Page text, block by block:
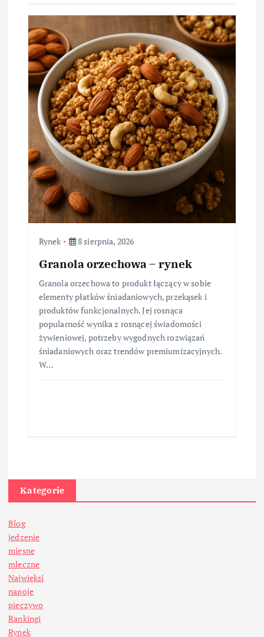
Rynek 8 sierpnia, 2026
Granola orzechowa – rynek
Granola orzechowa to produkt łączący w sobie
elementy płatków śniadaniowych, przekąsek i
produktów funkcjonalnych. Jej rosnąca
popularność wynika z rosnącej świadomości
żywieniowej, potrzeby wygodnych rozwiązań
śniadaniowych oraz trendów premiumizacyjnych.
W…
Kategorie
Blog
jedzenie
mięsne
mleczne
Najwięksi
napoje
pieczywo
Rankingi
Rynek